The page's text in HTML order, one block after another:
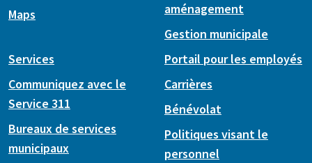
Maps
aménagement
Gestion municipale
Services
Communiquez avec le
Service 311
Bureaux de services
municipaux
Portail pour les employés
Carrières
Bénévolat
Politiques visant le
personnel